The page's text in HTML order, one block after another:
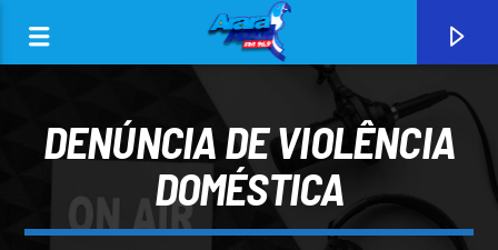
DENÚNCIA DE VIOLÊNCIA
DOMÉSTICA